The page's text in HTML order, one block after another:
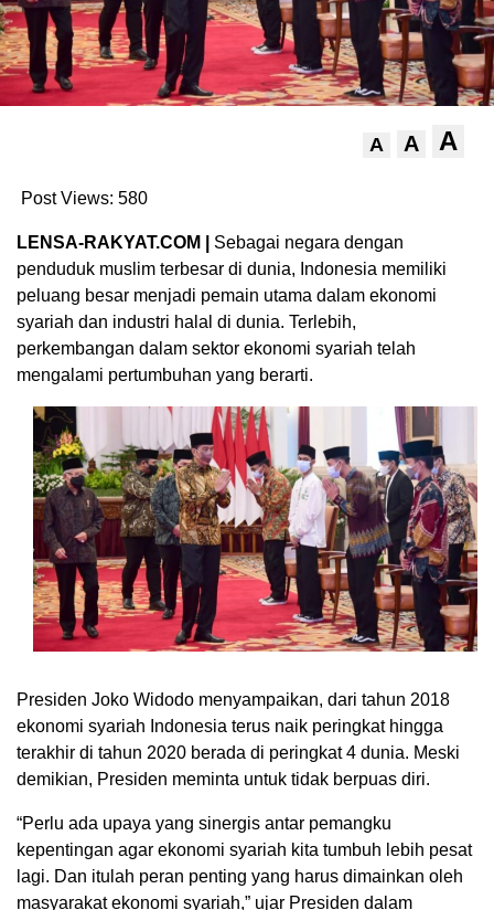
A A A
Post Views: 580
LENSA-RAKYAT.COM | Sebagai negara dengan
penduduk muslim terbesar di dunia, Indonesia memiliki
peluang besar menjadi pemain utama dalam ekonomi
syariah dan industri halal di dunia. Terlebih,
perkembangan dalam sektor ekonomi syariah telah
mengalami pertumbuhan yang berarti.
Presiden Joko Widodo menyampaikan, dari tahun 2018
ekonomi syariah Indonesia terus naik peringkat hingga
terakhir di tahun 2020 berada di peringkat 4 dunia. Meski
demikian, Presiden meminta untuk tidak berpuas diri.
“Perlu ada upaya yang sinergis antar pemangku
kepentingan agar ekonomi syariah kita tumbuh lebih pesat
lagi. Dan itulah peran penting yang harus dimainkan oleh
masyarakat ekonomi syariah,” ujar Presiden dalam